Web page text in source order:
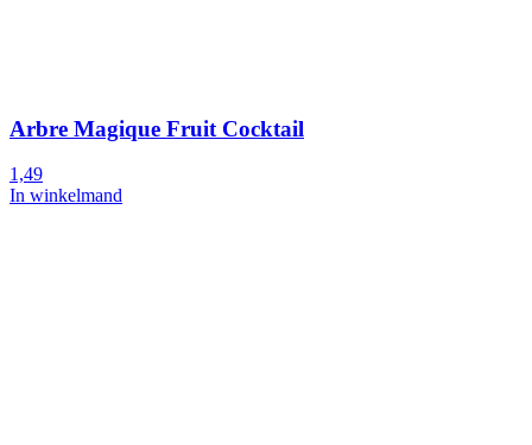
Arbre Magique Fruit Cocktail
1,49
In winkelmand